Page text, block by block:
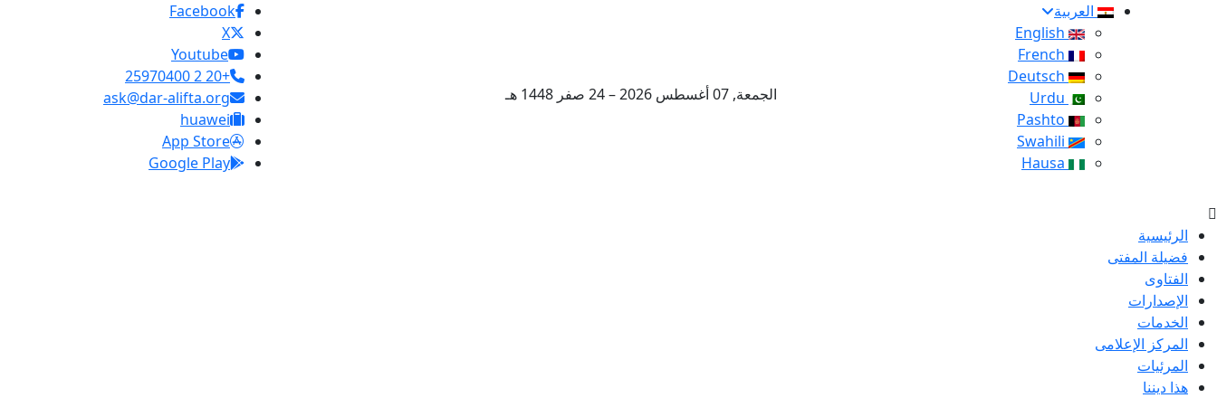
العربية
الجمعة, 07 أغسطس 2026 – 24 صفر 1448 هـ
Facebook
X
Youtube
+20 2 25970400
ask@dar-alifta.org
huawei
App Store
Google Play
الرئيسية
فضيلة المفتى
الفتاوى
الإصدارات
الخدمات
المركز الإعلامى
المرئيات
هذا ديننا